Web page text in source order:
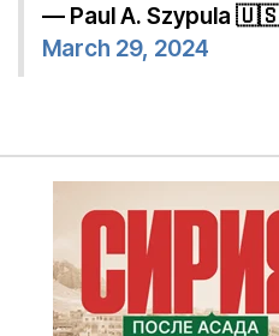
— Paul A. Szypula
March 29, 2024